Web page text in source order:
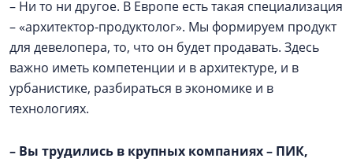
– Ни то ни другое. В Европе есть такая специализация
– «архитектор-продуктолог». Мы формируем продукт
для девелопера, то, что он будет продавать. Здесь
важно иметь компетенции и в архитектуре, и в
урбанистике, разбираться в экономике и в
технологиях.
– Вы трудились в крупных компаниях – ПИК,